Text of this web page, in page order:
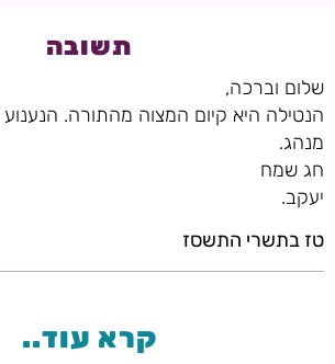
תשובה
שלום וברכה,
הנטילה היא קיום המצוה מהתורה.
מנהג.
חג שמח
יעקב.
טז בתשרי התשסז
קרא עוד..